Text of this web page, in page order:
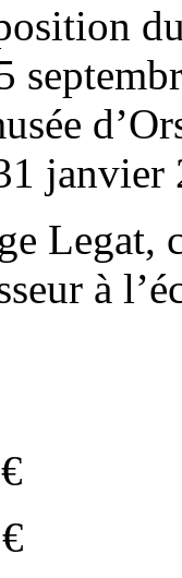
janvier
Legat,
à